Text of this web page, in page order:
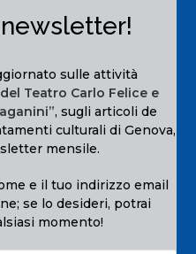
sulle attività
Teatro Carlo Felice e
, sugli articoli de
culturali di Genova,
mensile.
e il tuo indirizzo email
se lo desideri, potrai
momento!